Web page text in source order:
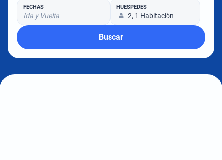
FECHAS
Ida y Vuelta
HUÉSPEDES
2, 1 Habitación
Buscar